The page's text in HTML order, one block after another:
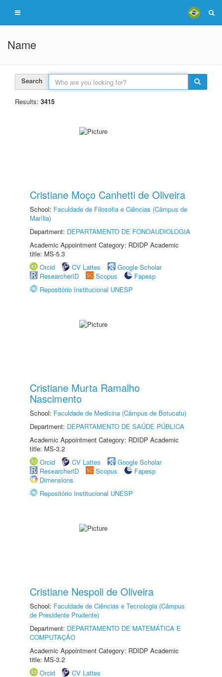
Name
Search
Results: 3415
Cristiane Moço Canhetti de Oliveira
School: Faculdade de Filosofia e Ciências (Câmpus de
Marília)
Department: DEPARTAMENTO DE FONOAUDIOLOGIA
Academic Appointment Category: RDIDP Academic
title: MS-5.3
Orcid
CV Lattes
Google Scholar
ResearcherID
Scopus
Fapesp
Repositório Institucional UNESP
Cristiane Murta Ramalho
Nascimento
School: Faculdade de Medicina (Câmpus de Botucatu)
Department: DEPARTAMENTO DE SAÚDE PÚBLICA
Academic Appointment Category: RDIDP Academic
title: MS-3.2
Orcid
CV Lattes
Google Scholar
ResearcherID
Scopus
Fapesp
Dimensions
Repositório Institucional UNESP
Cristiane Nespoli de Oliveira
School: Faculdade de Ciências e Tecnologia (Câmpus
de Presidente Prudente)
Department: DEPARTAMENTO DE MATEMÁTICA E
COMPUTAÇÃO
Academic Appointment Category: RDIDP Academic
title: MS-3.2
Orcid
CV Lattes